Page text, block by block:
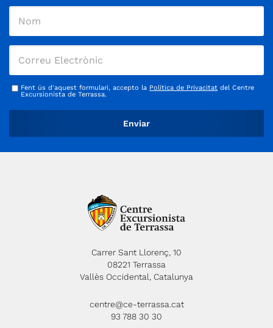
Fent ús d'aquest formulari, accepto la Política de Privacitat del Centre
Excursionista de Terrassa.
Carrer Sant Llorenç, 10
08221 Terrassa
Vallès Occidental, Catalunya
centre@ce-terrassa.cat
93 788 30 30